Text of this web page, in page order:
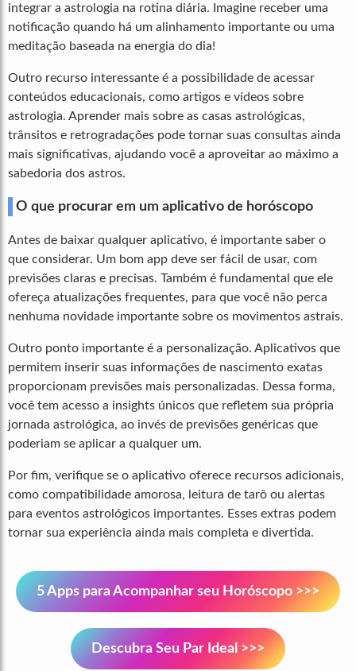
integrar a astrologia na rotina diária. Imagine receber uma
notificação quando há um alinhamento importante ou uma
meditação baseada na energia do dia!
Outro recurso interessante é a possibilidade de acessar
conteúdos educacionais, como artigos e vídeos sobre
astrologia. Aprender mais sobre as casas astrológicas,
trânsitos e retrogradações pode tornar suas consultas ainda
mais significativas, ajudando você a aproveitar ao máximo a
sabedoria dos astros.
O que procurar em um aplicativo de horóscopo
Antes de baixar qualquer aplicativo, é importante saber o
que considerar. Um bom app deve ser fácil de usar, com
previsões claras e precisas. Também é fundamental que ele
ofereça atualizações frequentes, para que você não perca
nenhuma novidade importante sobre os movimentos astrais.
Outro ponto importante é a personalização. Aplicativos que
permitem inserir suas informações de nascimento exatas
proporcionam previsões mais personalizadas. Dessa forma,
você tem acesso a insights únicos que refletem sua própria
jornada astrológica, ao invés de previsões genéricas que
poderiam se aplicar a qualquer um.
Por fim, verifique se o aplicativo oferece recursos adicionais,
como compatibilidade amorosa, leitura de tarô ou alertas
para eventos astrológicos importantes. Esses extras podem
tornar sua experiência ainda mais completa e divertida.
5 Apps para Acompanhar seu Horóscopo >>>
Descubra Seu Par Ideal >>>